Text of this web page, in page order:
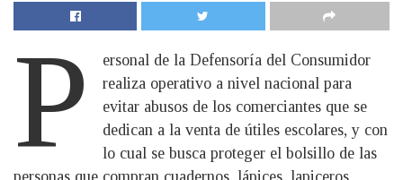
P
ersonal de la Defensoría del Consumidor
realiza operativo a nivel nacional para
evitar abusos de los comerciantes que se
dedican a la venta de útiles escolares, y con
lo cual se busca proteger el bolsillo de las